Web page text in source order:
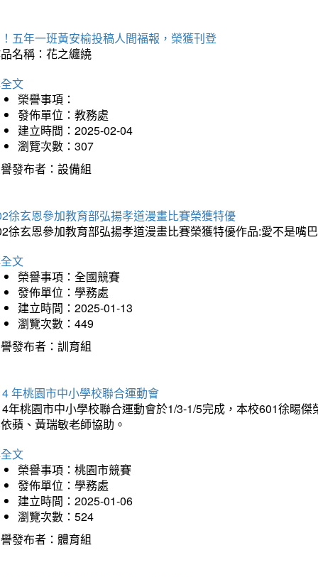
五年一班黃安榆投稿人間福報，榮獲刊登
名稱：花之纏繞
文
榮譽事項：
發佈單位：教務處
建立時間：2025-02-04
瀏覽次數：307
發布者：設備組
徐玄恩參加教育部弘揚孝道漫畫比賽榮獲特優
徐玄恩參加教育部弘揚孝道漫畫比賽榮獲特優作品:愛不是嘴
文
榮譽事項：全國競賽
發佈單位：學務處
建立時間：2025-01-13
瀏覽次數：449
發布者：訓育組
年桃園市中小學校聯合運動會
年桃園市中小學校聯合運動會於1/3-1/5完成，本校601徐晹
蘋、黃瑞敏老師協助。
文
榮譽事項：桃園市競賽
發佈單位：學務處
建立時間：2025-01-06
瀏覽次數：524
發布者：體育組